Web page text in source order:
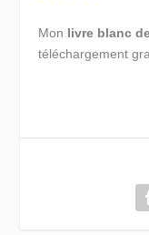
Mon livre blanc
téléchargement